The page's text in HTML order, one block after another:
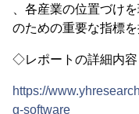
、各産業の位置づけ
のための重要な指標を
◇レポートの詳細内容
https://
g-software